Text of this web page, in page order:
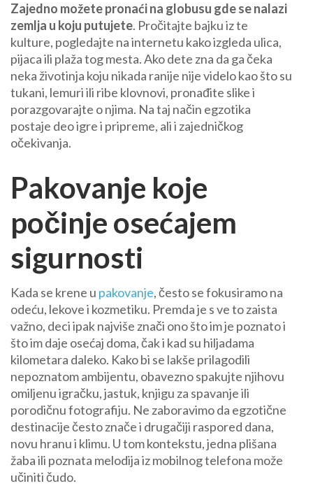
Zajedno možete pronaći na globusu gde se nalazi
zemlja u koju putujete. Pročitajte bajku iz te
kulture, pogledajte na internetu kako izgleda ulica,
pijaca ili plaža tog mesta. Ako dete zna da ga čeka
neka životinja koju nikada ranije nije videlo kao što su
tukani, lemuri ili ribe klovnovi, pronađite slike i
porazgovarajte o njima. Na taj način egzotika
postaje deo igre i pripreme, ali i zajedničkog
očekivanja.
Pakovanje koje
počinje osećajem
sigurnosti
Kada se krene u pakovanje, često se fokusiramo na
odeću, lekove i kozmetiku. Premda je s ve to zaista
važno, deci ipak najviše znači ono što im je poznato i
što im daje osećaj doma, čak i kad su hiljadama
kilometara daleko. Kako bi se lakše prilagodili
nepoznatom ambijentu, obavezno spakujte njihovu
omiljenu igračku, jastuk, knjigu za spavanje ili
porodičnu fotografiju. Ne zaboravimo da egzotične
destinacije često znače i drugačiji raspored dana,
novu hranu i klimu. U tom kontekstu, jedna plišana
žaba ili poznata melodija iz mobilnog telefona može
učiniti čudo.